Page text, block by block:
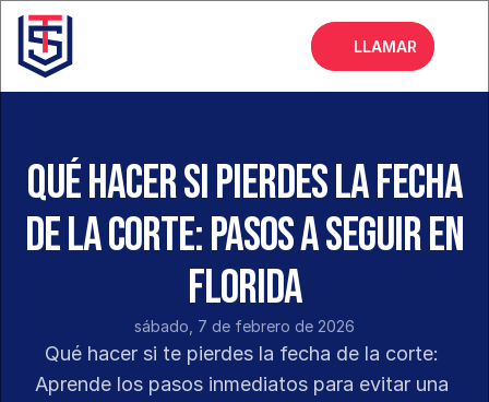
LLAMAR
Acerca de
Servicios
Preguntas frecuentes
Qué Hacer Si Pierdes la Fecha
de la Corte: Pasos a Seguir en
Florida
sábado, 7 de febrero de 2026
Qué hacer si te pierdes la fecha de la corte:
Aprende los pasos inmediatos para evitar una